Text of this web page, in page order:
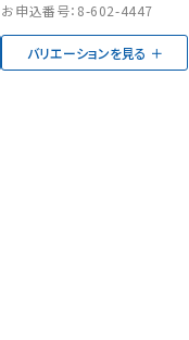
お申込番号：8-602-4447
バリエーションを見る